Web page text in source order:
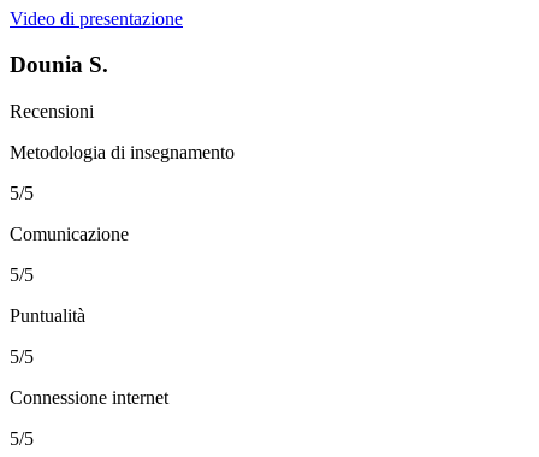
Video di presentazione
Dounia S.
Recensioni
Metodologia di insegnamento
5/5
Comunicazione
5/5
Puntualità
5/5
Connessione internet
5/5